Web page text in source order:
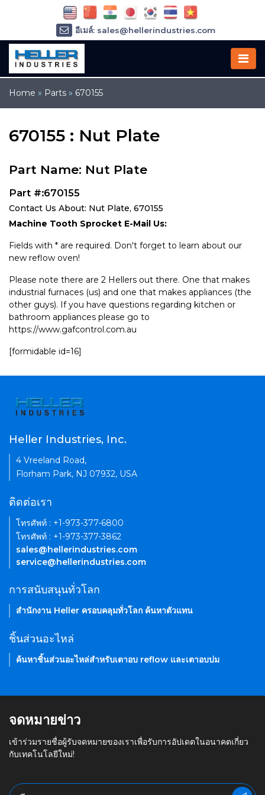
Home » Parts » 670155
670155 : Nut Plate
Part Name: Nut Plate
Part #:670155
Contact Us About: Nut Plate, 670155
Machine Tooth Sprocket E-Mail Us:
Fields with * are required. Don't forget to learn about our
new reflow oven!
Please note there are 2 Hellers out there. One that makes
industrial furnaces (us) and one that makes appliances (the
other guys). If you have questions regarding kitchen or
bathroom appliances please go to
https://www.gafcontrol.com.au
[formidable id=16]
อีเมล์: sales@hellerindustries.com
อีเมล์: service@hellerindustries.com
โทรศัพท์ :
Heller Industries, Inc.
4 Vreeland Road,
Florham Park, NJ 07932, USA
ติดต่อเรา
โทรศัพท์ : +1-973-377-6800
โทรศัพท์ : +1-973-377-3862
sales@hellerindustries.com
service@hellerindustries.com
การสนับสนุนทั่วโลก
สำนักงาน Heller ครอบคลุมทั่วโลก ค้นหาตัวแทน
ชิ้นส่วนอะไหล่
ค้นหาชิ้นส่วนอะไหล่สำหรับเตาอบ reflow และเตาอบบ่ม
จดหมายข่าว
เข้าร่วมรายชื่อผู้รับจดหมายของเราเพื่อรับการอัปเดตในอนาคตเกี่ยว
กับเทคโนโลยีใหม่!